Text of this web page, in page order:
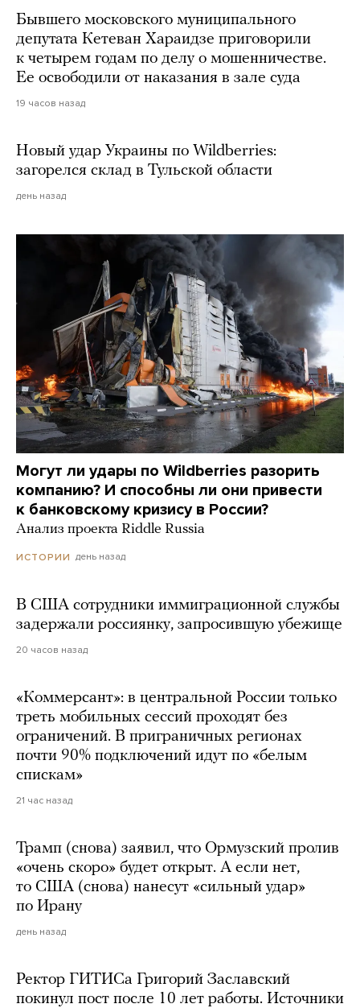
Бывшего московского муниципального
депутата Кетеван Хараидзе приговорили
к четырем годам по делу о мошенничестве.
Ее освободили от наказания в зале суда
19 часов назад
Новый удар Украины по Wildberries:
загорелся склад в Тульской области
день назад
Могут ли удары по Wildberries разорить
компанию? И способны ли они привести
к банковскому кризису в России?
Анализ проекта Riddle Russia
ИСТОРИИ день назад
В США сотрудники иммиграционной службы
задержали россиянку, запросившую убежище
20 часов назад
«Коммерсант»: в центральной России только
треть мобильных сессий проходят без
ограничений. В приграничных регионах
почти 90% подключений идут по «белым
спискам»
21 час назад
Трамп (снова) заявил, что Ормузский пролив
«очень скоро» будет открыт. А если нет,
то США (снова) нанесут «сильный удар»
по Ирану
день назад
Ректор ГИТИСа Григорий Заславский
покинул пост после 10 лет работы. Источники